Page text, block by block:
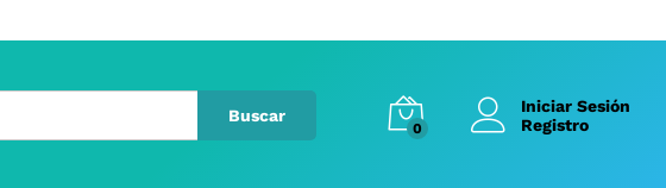
Buscar
0
Iniciar Sesión
Registro